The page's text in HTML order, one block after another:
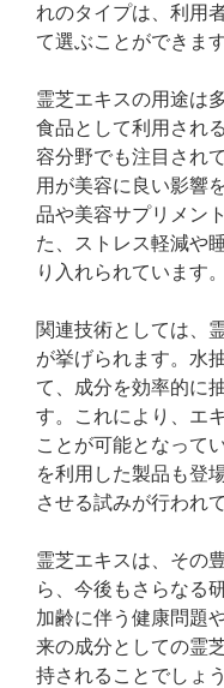
れのタイプは、利用
て選ぶことができます
霊芝エキスの用途は
食品として利用され
容分野でも注目され
用が美容に良い影響
品や美容サプリメン
た、ストレス軽減や
り入れられています。
関連技術としては、
が挙げられます。水
て、成分を効率的に
す。これにより、エ
ことが可能となって
を利用した製品も登
させる試みが行われ
霊芝エキスは、その
ら、今後もさらなる
加齢に伴う健康問題
来の成分としての霊
持されることでしょ